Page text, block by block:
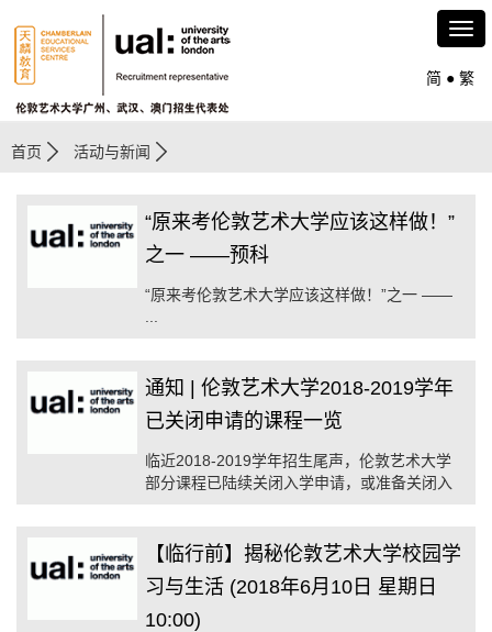
简 ● 繁
首页 活动与新闻
“原来考伦敦艺术大学应该这样做！”
之一 ——预科
“原来考伦敦艺术大学应该这样做！”之一 ——
通知 | 伦敦艺术大学2018-2019学年
已关闭申请的课程一览
临近2018-2019学年招生尾声，伦敦艺术大学
部分课程已陆续关闭入学申请，或准备关闭入
招生代表处联系，确认课程的申请状态。 ...
【临行前】揭秘伦敦艺术大学校园学
习与生活 (2018年6月10日 星期日
10:00)